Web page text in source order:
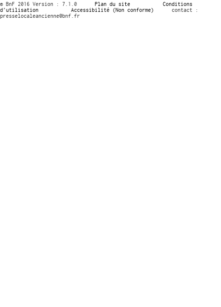
© BnF 2016 Version : 7.1.0 Plan du site
Conditions
d’utilisation
Accessibilité (Non conforme)
contact :
presselocaleancienne@bnf.fr